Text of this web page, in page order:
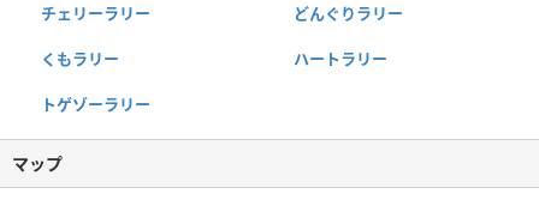
チェリーラリー どんぐりラリー
くもラリー ハートラリー
トゲゾーラリー
マップ